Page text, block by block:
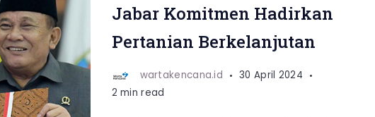
Jabar Komitmen Hadirkan
Pertanian Berkelanjutan
wartakencana.id
30 April 2024
2 min read